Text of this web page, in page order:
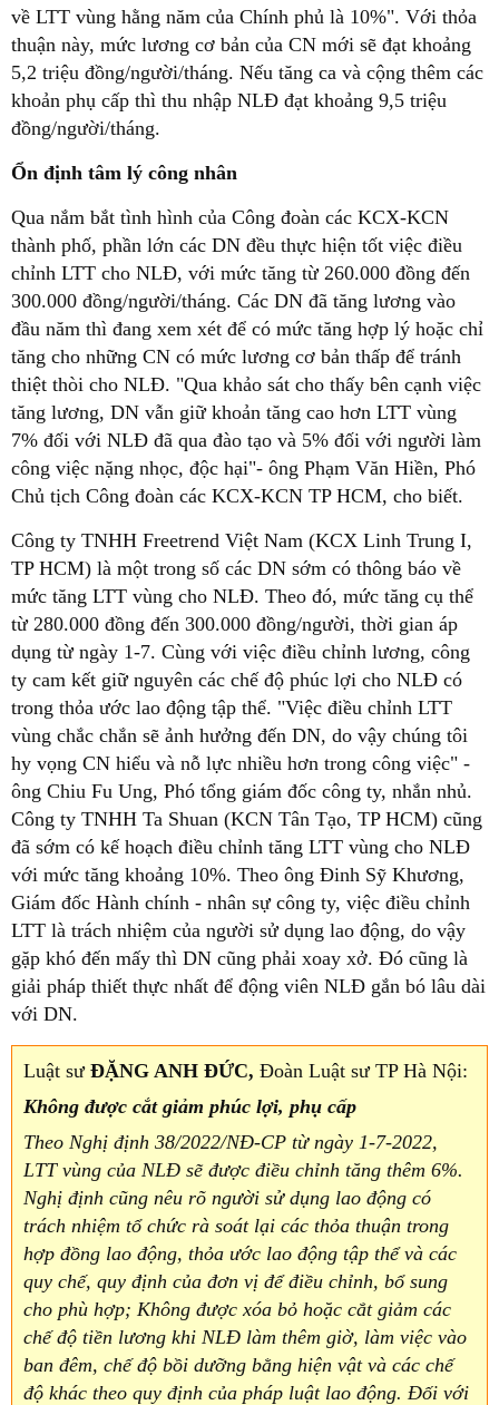
về LTT vùng hằng năm của Chính phủ là 10%". Với thỏa
thuận này, mức lương cơ bản của CN mới sẽ đạt khoảng
5,2 triệu đồng/người/tháng. Nếu tăng ca và cộng thêm các
khoản phụ cấp thì thu nhập NLĐ đạt khoảng 9,5 triệu
đồng/người/tháng.
Ổn định tâm lý công nhân
Qua nắm bắt tình hình của Công đoàn các KCX-KCN
thành phố, phần lớn các DN đều thực hiện tốt việc điều
chỉnh LTT cho NLĐ, với mức tăng từ 260.000 đồng đến
300.000 đồng/người/tháng. Các DN đã tăng lương vào
đầu năm thì đang xem xét để có mức tăng hợp lý hoặc chỉ
tăng cho những CN có mức lương cơ bản thấp để tránh
thiệt thòi cho NLĐ. "Qua khảo sát cho thấy bên cạnh việc
tăng lương, DN vẫn giữ khoản tăng cao hơn LTT vùng
7% đối với NLĐ đã qua đào tạo và 5% đối với người làm
công việc nặng nhọc, độc hại"- ông Phạm Văn Hiền, Phó
Chủ tịch Công đoàn các KCX-KCN TP HCM, cho biết.
Công ty TNHH Freetrend Việt Nam (KCX Linh Trung I,
TP HCM) là một trong số các DN sớm có thông báo về
mức tăng LTT vùng cho NLĐ. Theo đó, mức tăng cụ thể
từ 280.000 đồng đến 300.000 đồng/người, thời gian áp
dụng từ ngày 1-7. Cùng với việc điều chỉnh lương, công
ty cam kết giữ nguyên các chế độ phúc lợi cho NLĐ có
trong thỏa ước lao động tập thể. "Việc điều chỉnh LTT
vùng chắc chắn sẽ ảnh hưởng đến DN, do vậy chúng tôi
hy vọng CN hiểu và nỗ lực nhiều hơn trong công việc" -
ông Chiu Fu Ung, Phó tổng giám đốc công ty, nhắn nhủ.
Công ty TNHH Ta Shuan (KCN Tân Tạo, TP HCM) cũng
đã sớm có kế hoạch điều chỉnh tăng LTT vùng cho NLĐ
với mức tăng khoảng 10%. Theo ông Đinh Sỹ Khương,
Giám đốc Hành chính - nhân sự công ty, việc điều chỉnh
LTT là trách nhiệm của người sử dụng lao động, do vậy
gặp khó đến mấy thì DN cũng phải xoay xở. Đó cũng là
giải pháp thiết thực nhất để động viên NLĐ gắn bó lâu dài
với DN.
Luật sư ĐẶNG ANH ĐỨC, Đoàn Luật sư TP Hà Nội:
Không được cắt giảm phúc lợi, phụ cấp
Theo Nghị định 38/2022/NĐ-CP từ ngày 1-7-2022,
LTT vùng của NLĐ sẽ được điều chỉnh tăng thêm 6%.
Nghị định cũng nêu rõ người sử dụng lao động có
trách nhiệm tổ chức rà soát lại các thỏa thuận trong
hợp đồng lao động, thỏa ước lao động tập thể và các
quy chế, quy định của đơn vị để điều chỉnh, bổ sung
cho phù hợp; Không được xóa bỏ hoặc cắt giảm các
chế độ tiền lương khi NLĐ làm thêm giờ, làm việc vào
ban đêm, chế độ bồi dưỡng bằng hiện vật và các chế
độ khác theo quy định của pháp luật lao động. Đối với